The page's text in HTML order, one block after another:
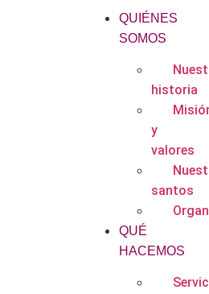
QUIÉNES
SOMOS
historia
y
valores
santos
QUÉ
HACEMOS